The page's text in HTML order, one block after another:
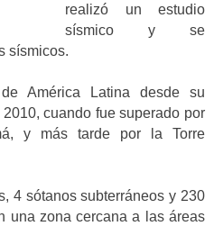
realizó un estudio
sísmico y se
sísmicos.
América Latina desde su
cuando fue superado por
y más tarde por la Torre
4 sótanos subterráneos y 230
una zona cercana a las áreas